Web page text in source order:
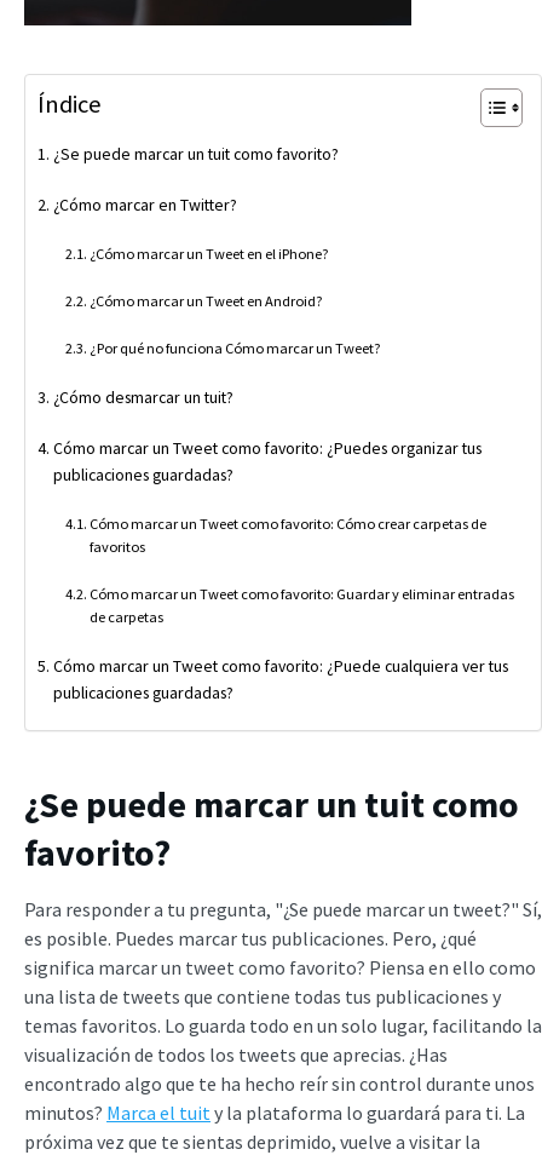
Índice
¿Se puede marcar un tuit como favorito?
¿Cómo marcar en Twitter?
¿Cómo marcar un Tweet en el iPhone?
¿Cómo marcar un Tweet en Android?
¿Por qué no funciona Cómo marcar un Tweet?
¿Cómo desmarcar un tuit?
Cómo marcar un Tweet como favorito: ¿Puedes organizar tus
publicaciones guardadas?
Cómo marcar un Tweet como favorito: Cómo crear carpetas de
favoritos
Cómo marcar un Tweet como favorito: Guardar y eliminar entradas
de carpetas
Cómo marcar un Tweet como favorito: ¿Puede cualquiera ver tus
publicaciones guardadas?
¿Se puede marcar un tuit como
favorito?
Para responder a tu pregunta, "¿Se puede marcar un tweet?" Sí,
es posible. Puedes marcar tus publicaciones. Pero, ¿qué
significa marcar un tweet como favorito? Piensa en ello como
una lista de tweets que contiene todas tus publicaciones y
temas favoritos. Lo guarda todo en un solo lugar, facilitando la
visualización de todos los tweets que aprecias. ¿Has
encontrado algo que te ha hecho reír sin control durante unos
minutos? Marca el tuity la plataforma lo guardará para ti. La
próxima vez que te sientas deprimido, vuelve a visitar la